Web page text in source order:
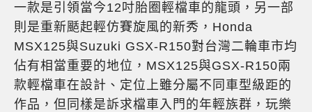
一款是引領當今12吋胎圈輕檔車的龍頭，另一部
則是重新颳起輕仿賽旋風的新秀，Honda
MSX125與Suzuki GSX-R150對台灣二輪車市均
佔有相當重要的地位，MSX125與GSX-R150兩
款輕檔車在設計、定位上雖分屬不同車型級距的
作品，但同樣是訴求檔車入門的年輕族群，玩樂